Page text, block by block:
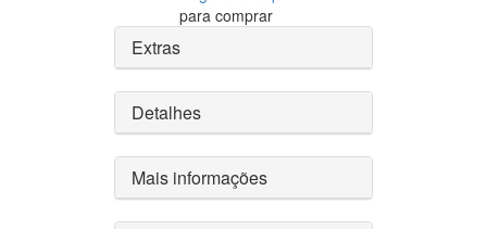
para comprar
Extras
Detalhes
Mais informações